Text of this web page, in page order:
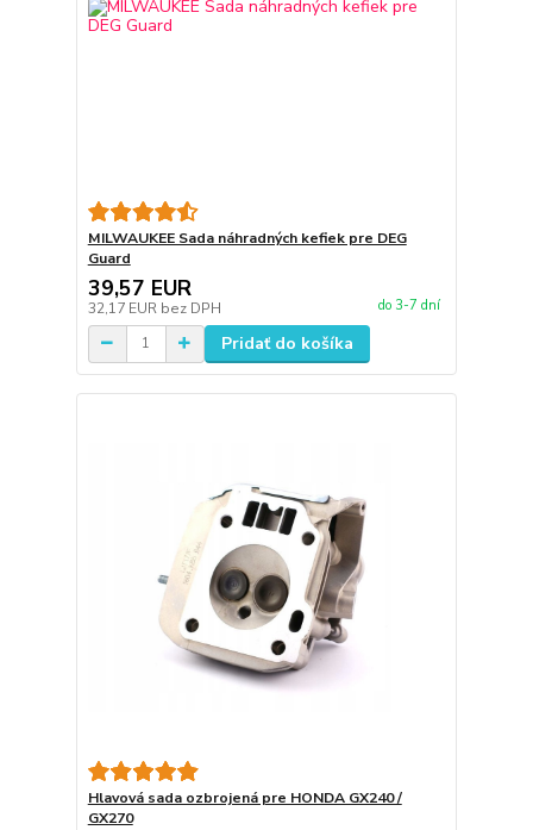
MILWAUKEE Sada náhradných kefiek pre DEG
Guard
39,57 EUR
32,17 EUR bez DPH do 3-7 dní
Pridať do košíka
Hlavová sada ozbrojená pre HONDA GX240 /
GX270